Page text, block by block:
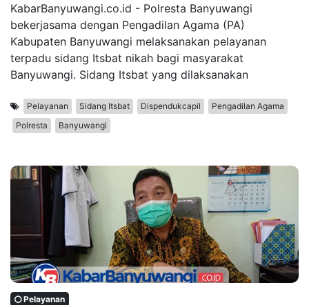
KabarBanyuwangi.co.id - Polresta Banyuwangi
bekerjasama dengan Pengadilan Agama (PA)
Kabupaten Banyuwangi melaksanakan pelayanan
terpadu sidang Itsbat nikah bagi masyarakat
Banyuwangi. Sidang Itsbat yang dilaksanakan
Pelayanan Sidang Itsbat Dispendukcapil
Pengadilan Agama
Polresta
Banyuwangi
Pelayanan